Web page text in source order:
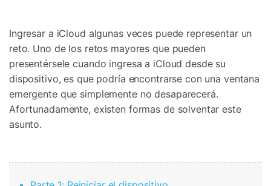
Reparación de Móviles
Protección del Móvil
Encuentra Más Soluciones
Ingresar a iCloud algunas veces puede representar un
reto. Uno de los retos mayores que pueden
presentérsele cuando ingresa a iCloud desde su
dispositivo, es que podría encontrarse con una ventana
emergente que simplemente no desaparecerá.
Afortunadamente, existen formas de solventar este
asunto.